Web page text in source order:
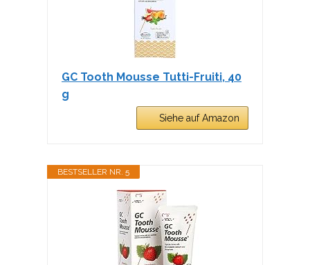
GC Tooth Mousse Tutti-Fruiti, 40
g
Siehe auf Amazon
BESTSELLER NR. 5